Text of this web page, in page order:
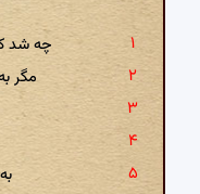
چه شد
مگر